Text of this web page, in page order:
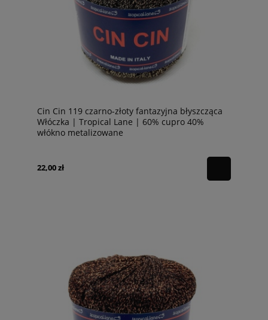
Cin Cin 119 czarno-złoty fantazyjna błyszcząca
Włóczka | Tropical Lane | 60% cupro 40%
włókno metalizowane
22,00 zł